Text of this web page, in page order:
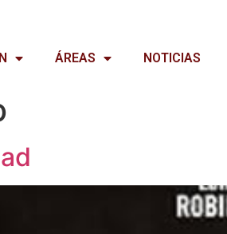
ÁREAS NOTICIAS